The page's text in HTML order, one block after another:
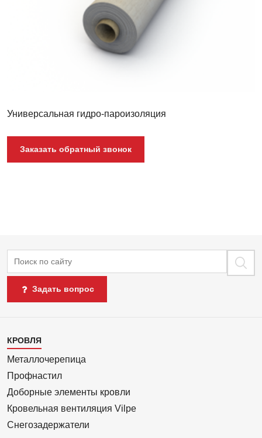
Универсальная гидро-пароизоляция
Заказать обратный звонок
Поиск
Задать вопрос
Каталог
1
КРОВЛЯ
Металлочерепица
Профнастил
Доборные элементы кровли
Кровельная вентиляция Vilpe
Снегозадержатели